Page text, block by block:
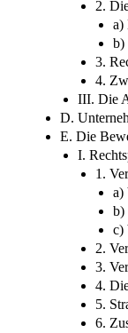
2.
a)
b)
3.
4.
III. Die
D.
E. Die
I.
1.
a)
b)
c)
2.
3.
4.
5.
6.